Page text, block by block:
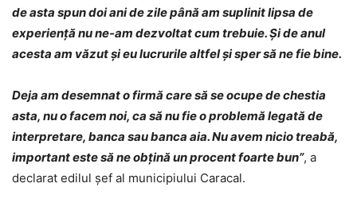
de asta spun doi ani de zile până am suplinit lipsa de
experiență nu ne-am dezvoltat cum trebuie. Și de anul
acesta am văzut și eu lucrurile altfel și sper să ne fie bine.
Deja am desemnat o firmă care să se ocupe de chestia
asta, nu o facem noi, ca să nu fie o problemă legată de
interpretare, banca sau banca aia. Nu avem nicio treabă,
important este să ne obțină un procent foarte bun”, a
declarat edilul șef al municipiului Caracal.